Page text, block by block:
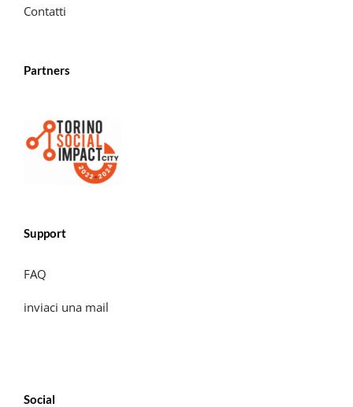
Contatti
Partners
Support
FAQ
inviaci una mail
Social